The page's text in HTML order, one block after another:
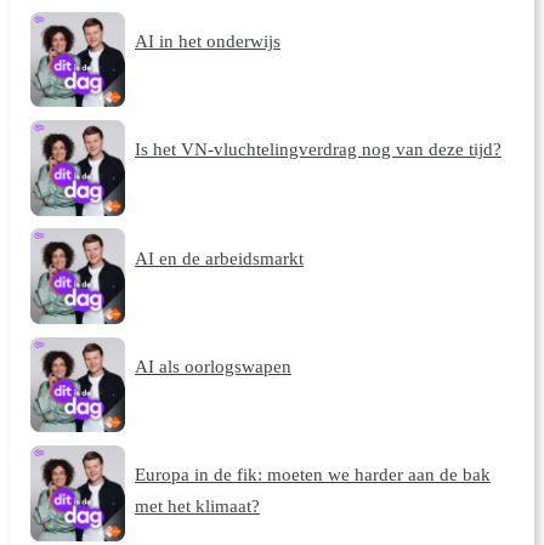
AI in het onderwijs
Is het VN-vluchtelingverdrag nog van deze tijd?
AI en de arbeidsmarkt
AI als oorlogswapen
Europa in de fik: moeten we harder aan de bak
met het klimaat?